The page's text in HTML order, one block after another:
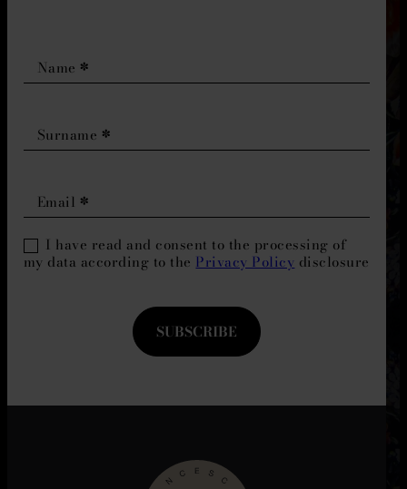
newsletter
Name *
Surname *
Email *
I have read and consent to the processing of
my data according to the Privacy Policy disclosure
SUBSCRIBE